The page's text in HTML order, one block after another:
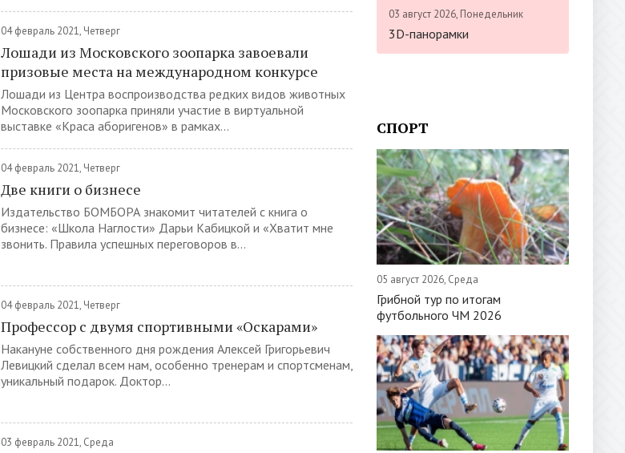
04 февраль 2021, Четверг
Лошади из Московского зоопарка завоевали
призовые места на международном конкурсе
Лошади из Центра воспроизводства редких видов животных
Московского зоопарка приняли участие в виртуальной
выставке «Краса аборигенов» в рамках...
04 февраль 2021, Четверг
Две книги о бизнесе
Издательство БОМБОРА знакомит читателей с книга о
бизнесе: «Школа Наглости» Дарьи Кабицкой и «Хватит мне
звонить. Правила успешных переговоров в...
04 февраль 2021, Четверг
Профессор с двумя спортивными «Оскарами»
Накануне собственного дня рождения Алексей Григорьевич
Левицкий сделал всем нам, особенно тренерам и спортсменам,
уникальный подарок. Доктор...
03 февраль 2021, Среда
03 август 2026, Понедельник
3D-панорамки
СПОРТ
05 август 2026, Среда
Грибной тур по итогам
футбольного ЧМ 2026